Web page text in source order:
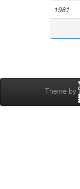
1981
Theme by